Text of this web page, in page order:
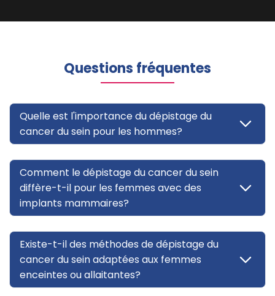
Questions fréquentes
Quelle est l'importance du dépistage du
cancer du sein pour les hommes?
Comment le dépistage du cancer du sein
diffère-t-il pour les femmes avec des
implants mammaires?
Existe-t-il des méthodes de dépistage du
cancer du sein adaptées aux femmes
enceintes ou allaitantes?